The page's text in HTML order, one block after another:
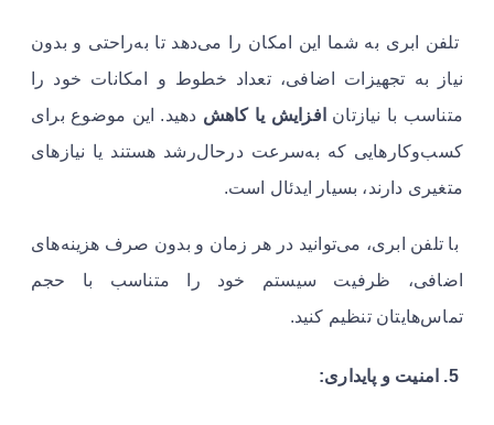
تلفن ابری به شما این امکان را می‌دهد تا به‌راحتی و بدون
نیاز به تجهیزات اضافی، تعداد خطوط و امکانات خود را
متناسب با نیازتانافزایش یا کاهشدهید. این موضوع برای
کسب‌وکارهایی که به‌سرعت درحال‌رشد هستند یا نیازهای
متغیری دارند، بسیار ایدئال است.
با تلفن ابری، می‌توانید در هر زمان و بدون صرف هزینه‌های
اضافی، ظرفیت سیستم خود را متناسب با حجم
تماس‌هایتان تنظیم کنید.